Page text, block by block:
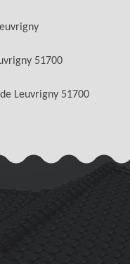
51700
Leuvrigny 51700